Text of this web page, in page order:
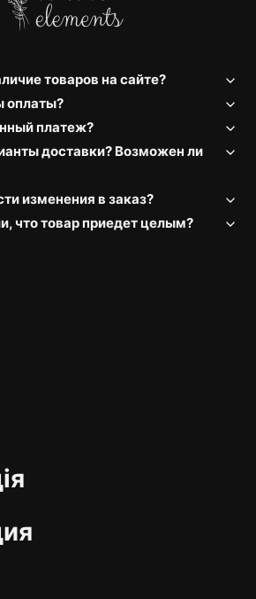
товаров на сайте?
оплаты?
платеж?
доставки? Возможен ли
изменения в заказ?
что товар приедет целым?